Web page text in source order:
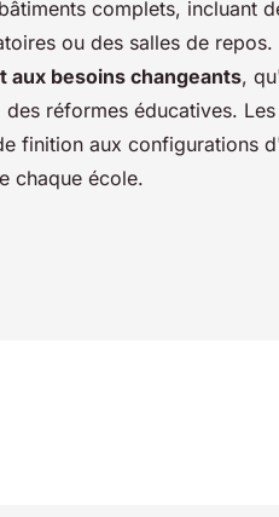
complets, incluant
ou des salles de
aux besoins changeants,
réformes éducatives.
finition aux configurations
chaque école.